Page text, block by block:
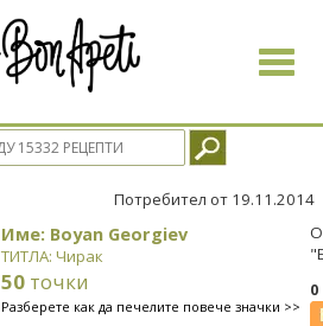
Toggle
Потребител от 19.11.2014
Име: Boyan Georgiev
ТИТЛА: Чирак
50 точки
Разберете как да печелите повече значки >>